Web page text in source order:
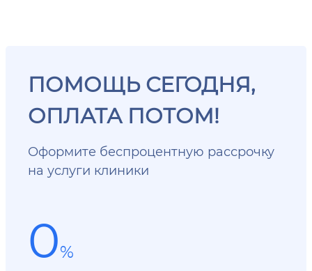
ПОМОЩЬ СЕГОДНЯ,
ОПЛАТА ПОТОМ!
Оформите беспроцентную рассрочку
на услуги клиники
0%